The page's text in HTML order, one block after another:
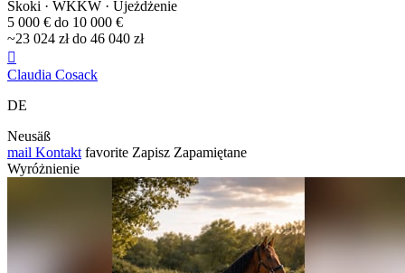
Skoki · WKKW · Ujeżdżenie
5 000 € do 10 000 €
~23 024 zł do 46 040 zł

Claudia Cosack
DE
Neusäß
mail Kontakt favorite Zapisz Zapamiętane
Wyróżnienie